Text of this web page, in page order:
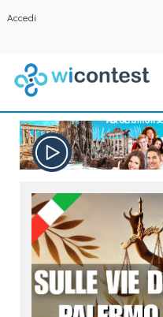
Accedi